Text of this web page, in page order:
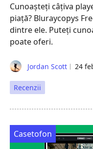
Cunoașteți câțiva
piață? Bluraycopys
dintre ele. Puteți
poate oferi.
Jordan Scott 24
Recenzii
Casetofon